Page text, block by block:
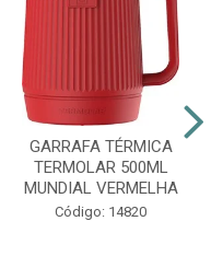
GARRAFA TÉRMICA
TERMOLAR 500ML
MUNDIAL VERMELHA
Código: 14820